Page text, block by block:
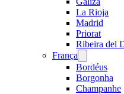
La Rioja
Madrid
Priorat
Ribeira del
França
menu
Bordéus
Borgonha
Champanhe